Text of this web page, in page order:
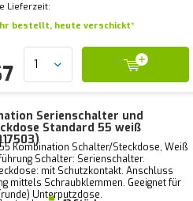
Lieferzeit:
bestellt, heute verschickt*
Serienschalter und
Standard 55 weiß
Kombination Schalter/Steckdose, Weiß
Schalter: Serienschalter.
mit Schutzkontakt. Anschluss
mittels Schraubklemmen. Geeignet für
Unterputzdose.